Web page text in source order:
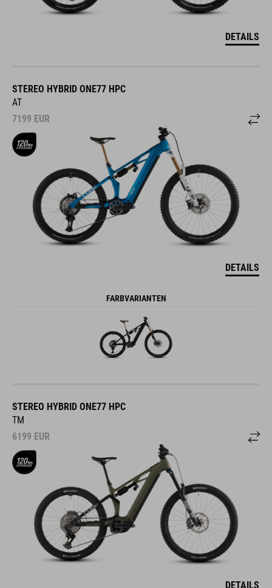
DETAILS
STEREO HYBRID ONE77 HPC
AT
7199 EUR
DETAILS
FARBVARIANTEN
STEREO HYBRID ONE77 HPC
TM
6199 EUR
DETAILS